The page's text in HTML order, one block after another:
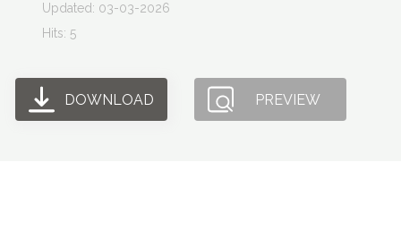
Updated: 03-03-2026
Hits: 5
DOWNLOAD PREVIEW